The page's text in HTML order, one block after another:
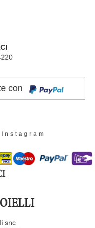
con
Instagram
snc